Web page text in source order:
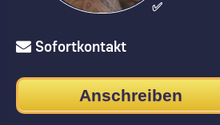
✅
Sofortkontakt
Anschreiben